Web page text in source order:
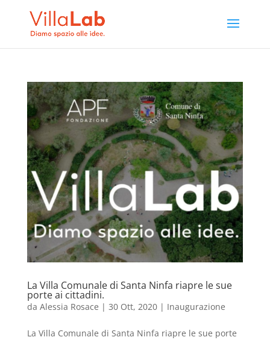
La Villa Comunale di Santa Ninfa riapre le sue
porte ai cittadini.
da Alessia Rosace | 30 Ott, 2020| Inaugurazione
La Villa Comunale di Santa Ninfa riapre le sue porte